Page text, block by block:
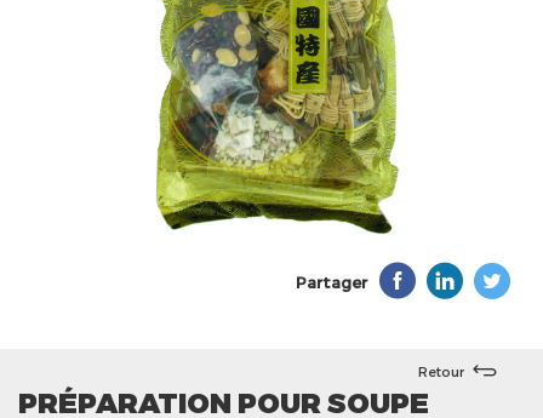
Partager
Retour
PRÉPARATION POUR SOUPE